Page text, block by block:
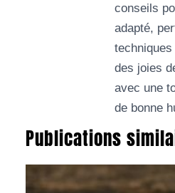
conseils
adapté,
des joies
avec une
de bonne
Publications